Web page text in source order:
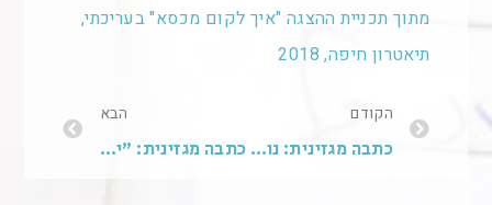
מתוך תכניית ההצגה "איך לקום מכסא" בעריכתי,
תיאטרון חיפה, 2018
הקודם
כתבה מגזינית: נולד להיות סוכן
הבא
כתבה מגזינית: "יש לתמרץ מפלגות לשלב נשים בצמרת"